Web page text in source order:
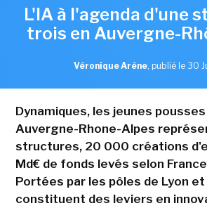
L'IA à l'agenda d'une
trois en Auvergne-
Véronique Arène, publié le 30
Dynamiques, les jeunes
Auvergne-Rhone-Alpes
structures, 20 000 créations
Md€ de fonds levés selon
Portées par les pôles de Lyon
constituent des leviers en